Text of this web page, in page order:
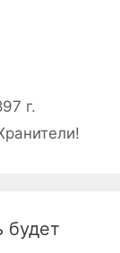
г.
будет